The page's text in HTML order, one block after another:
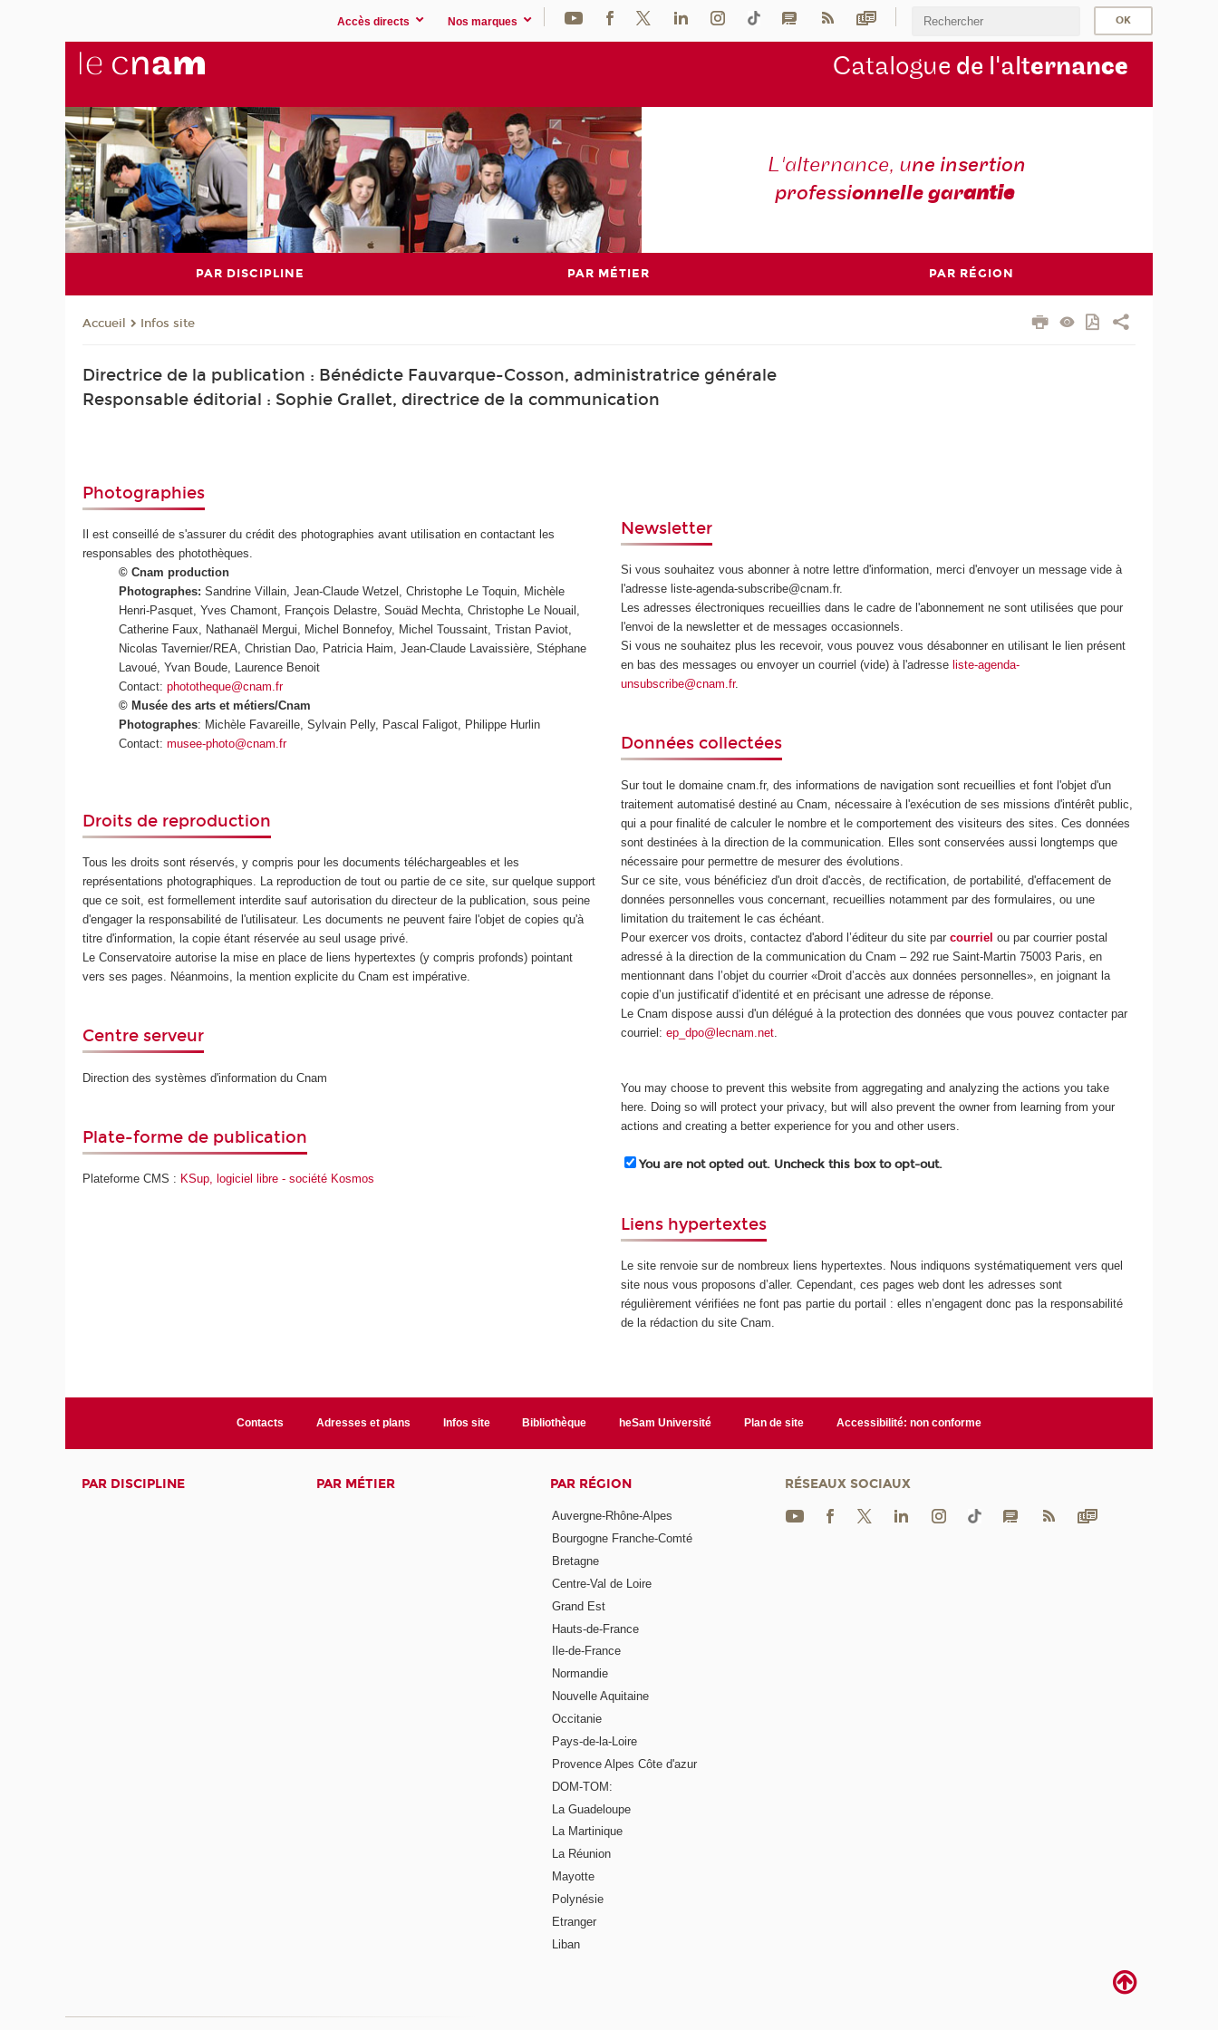
Accès directs Nos marques
Catalogue de l'alternance
L'alternance, une insertion
professionnelle garantie
PAR DISCIPLINE PAR MÉTIER PAR RÉGION
Accueil Infos site
Directrice de la publication : Bénédicte Fauvarque-Cosson, administratrice générale
Responsable éditorial : Sophie Grallet, directrice de la communication
Photographies
Il est conseillé de s'assurer du crédit des photographies avant utilisation en contactant les
responsables des photothèques.
© Cnam production
Photographes: Sandrine Villain, Jean-Claude Wetzel, Christophe Le Toquin, Michèle
Henri-Pasquet, Yves Chamont, François Delastre, Souäd Mechta, Christophe Le Nouail,
Catherine Faux, Nathanaël Mergui, Michel Bonnefoy, Michel Toussaint, Tristan Paviot,
Nicolas Tavernier/REA, Christian Dao, Patricia Haim, Jean-Claude Lavaissière, Stéphane
Lavoué, Yvan Boude, Laurence Benoit
Contact:phototheque@cnam.fr
© Musée des arts et métiers/Cnam
Photographes: Michèle Favareille, Sylvain Pelly, Pascal Faligot, Philippe Hurlin
Contact:musee-photo@cnam.fr
Droits de reproduction
Tous les droits sont réservés, y compris pour les documents téléchargeables et les
représentations photographiques. La reproduction de tout ou partie de ce site, sur quelque support
que ce soit, est formellement interdite sauf autorisation du directeur de la publication, sous peine
d'engager la responsabilité de l'utilisateur. Les documents ne peuvent faire l'objet de copies qu'à
titre d'information, la copie étant réservée au seul usage privé.
Le Conservatoire autorise la mise en place de liens hypertextes (y compris profonds) pointant
vers ses pages. Néanmoins, la mention explicite du Cnam est impérative.
Centre serveur
Direction des systèmes d'information du Cnam
Plate-forme de publication
Plateforme CMS : KSup, logiciel libre - société Kosmos
Newsletter
Si vous souhaitez vous abonner à notre lettre d'information, merci d'envoyer un message vide à
l'adresse liste-agenda-subscribe@cnam.fr.
Les adresses électroniques recueillies dans le cadre de l'abonnement ne sont utilisées que pour
l'envoi de la newsletter et de messages occasionnels.
Si vous ne souhaitez plus les recevoir, vous pouvez vous désabonner en utilisant le lien présent
en bas des messages ou envoyer un courriel (vide) à l'adresse liste-agenda-
unsubscribe@cnam.fr.
Données collectées
Sur tout le domaine cnam.fr, des informations de navigation sont recueillies et font l'objet d'un
traitement automatisé destiné au Cnam, nécessaire à l'exécution de ses missions d'intérêt public,
qui a pour finalité de calculer le nombre et le comportement des visiteurs des sites. Ces données
sont destinées à la direction de la communication. Elles sont conservées aussi longtemps que
nécessaire pour permettre de mesurer des évolutions.
Sur ce site, vous bénéficiez d'un droit d'accès, de rectification, de portabilité, d'effacement de
données personnelles vous concernant, recueillies notamment par des formulaires, ou une
limitation du traitement le cas échéant.
Pour exercer vos droits, contactez d'abord l’éditeur du site par courriel ou par courrier postal
adressé à la direction de la communication du Cnam – 292 rue Saint-Martin 75003 Paris, en
mentionnant dans l’objet du courrier «Droit d’accès aux données personnelles», en joignant la
copie d’un justificatif d’identité et en précisant une adresse de réponse.
Le Cnam dispose aussi d'un délégué à la protection des données que vous pouvez contacter par
courriel: ep_dpo@lecnam.net.
You may choose to prevent this website from aggregating and analyzing the actions you take
here. Doing so will protect your privacy, but will also prevent the owner from learning from your
actions and creating a better experience for you and other users.
You are not opted out. Uncheck this box to opt-out.
Liens hypertextes
Le site renvoie sur de nombreux liens hypertextes. Nous indiquons systématiquement vers quel
site nous vous proposons d’aller. Cependant, ces pages web dont les adresses sont
régulièrement vérifiées ne font pas partie du portail : elles n’engagent donc pas la responsabilité
de la rédaction du site Cnam.
Contacts Adresses et plans Infos site Bibliothèque heSam Université Plan de site Accessibilité: non conforme
PAR DISCIPLINE PAR MÉTIER PAR RÉGION
Auvergne-Rhône-Alpes
Bourgogne Franche-Comté
Bretagne
Centre-Val de Loire
Grand Est
Hauts-de-France
Ile-de-France
Normandie
Nouvelle Aquitaine
Occitanie
Pays-de-la-Loire
Provence Alpes Côte d'azur
DOM-TOM:
La Guadeloupe
La Martinique
La Réunion
Mayotte
Polynésie
Etranger
Liban
RÉSEAUX SOCIAUX